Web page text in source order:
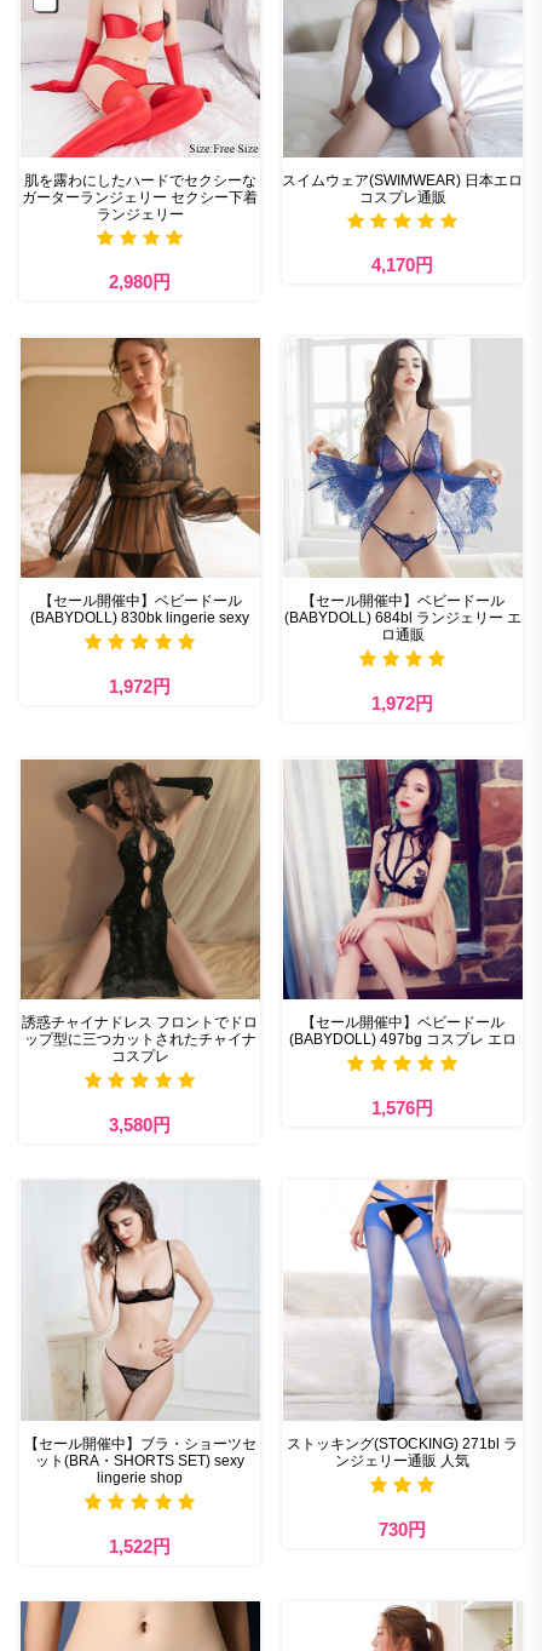
肌を露わにしたハードでセクシーな
ガーターランジェリー セクシー下着
ランジェリー
2,980円
スイムウェア(SWIMWEAR) 日本エロ
コスプレ通販
4,170円
【セール開催中】ベビードール
(BABYDOLL) 830bk lingerie sexy
1,972円
【セール開催中】ベビードール
(BABYDOLL) 684bl ランジェリー エ
ロ通販
1,972円
誘惑チャイナドレス フロントでドロ
ップ型に三つカットされたチャイナ
コスプレ
3,580円
【セール開催中】ベビードール
(BABYDOLL) 497bg コスプレ エロ
1,576円
【セール開催中】ブラ・ショーツセ
ット(BRA・SHORTS SET) sexy
lingerie shop
1,522円
ストッキング(STOCKING) 271bl ラ
ンジェリー通販 人気
730円